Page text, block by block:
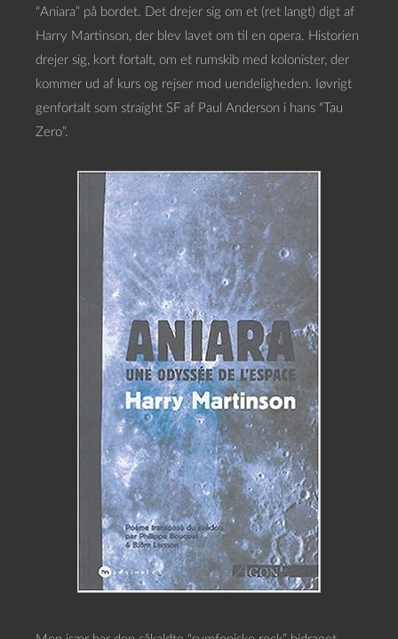
“Aniara” på bordet. Det drejer sig om et (ret langt) digt af
Harry Martinson, der blev lavet om til en opera. Historien
drejer sig, kort fortalt, om et rumskib med kolonister, der
kommer ud af kurs og rejser mod uendeligheden. Iøvrigt
genfortalt som straight SF af Paul Anderson i hans “Tau
Zero”.